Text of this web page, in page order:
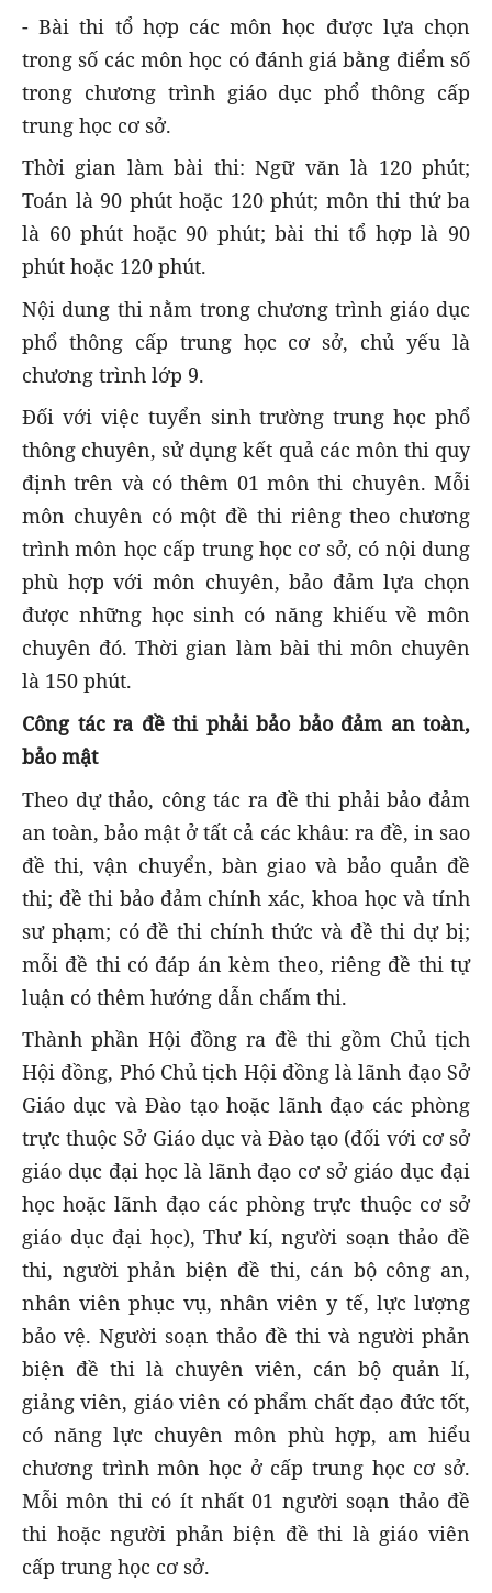
- Bài thi tổ hợp các môn học được lựa chọn
trong số các môn học có đánh giá bằng điểm số
trong chương trình giáo dục phổ thông cấp
trung học cơ sở.
Thời gian làm bài thi: Ngữ văn là 120 phút;
Toán là 90 phút hoặc 120 phút; môn thi thứ ba
là 60 phút hoặc 90 phút; bài thi tổ hợp là 90
phút hoặc 120 phút.
Nội dung thi nằm trong chương trình giáo dục
phổ thông cấp trung học cơ sở, chủ yếu là
chương trình lớp 9.
Đối với việc tuyển sinh trường trung học phổ
thông chuyên, sử dụng kết quả các môn thi quy
định trên và có thêm 01 môn thi chuyên. Mỗi
môn chuyên có một đề thi riêng theo chương
trình môn học cấp trung học cơ sở, có nội dung
phù hợp với môn chuyên, bảo đảm lựa chọn
được những học sinh có năng khiếu về môn
chuyên đó. Thời gian làm bài thi môn chuyên
là 150 phút.
Công tác ra đề thi phải bảo bảo đảm an toàn,
bảo mật
Theo dự thảo, công tác ra đề thi phải bảo đảm
an toàn, bảo mật ở tất cả các khâu: ra đề, in sao
đề thi, vận chuyển, bàn giao và bảo quản đề
thi; đề thi bảo đảm chính xác, khoa học và tính
sư phạm; có đề thi chính thức và đề thi dự bị;
mỗi đề thi có đáp án kèm theo, riêng đề thi tự
luận có thêm hướng dẫn chấm thi.
Thành phần Hội đồng ra đề thi gồm Chủ tịch
Hội đồng, Phó Chủ tịch Hội đồng là lãnh đạo Sở
Giáo dục và Đào tạo hoặc lãnh đạo các phòng
trực thuộc Sở Giáo dục và Đào tạo (đối với cơ sở
giáo dục đại học là lãnh đạo cơ sở giáo dục đại
học hoặc lãnh đạo các phòng trực thuộc cơ sở
giáo dục đại học), Thư kí, người soạn thảo đề
thi, người phản biện đề thi, cán bộ công an,
nhân viên phục vụ, nhân viên y tế, lực lượng
bảo vệ. Người soạn thảo đề thi và người phản
biện đề thi là chuyên viên, cán bộ quản lí,
giảng viên, giáo viên có phẩm chất đạo đức tốt,
có năng lực chuyên môn phù hợp, am hiểu
chương trình môn học ở cấp trung học cơ sở.
Mỗi môn thi có ít nhất 01 người soạn thảo đề
thi hoặc người phản biện đề thi là giáo viên
cấp trung học cơ sở.